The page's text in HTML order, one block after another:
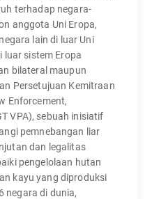
terhadap negara-
anggota Uni Eropa,
lain di luar Uni
luar sistem Eropa
bilateral maupun
Persetujuan Kemitraan
Enforcement,
VPA), sebuah inisiatif
pemnebangan liar
dan legalitas
pengelolaan hutan
kayu yang diproduksi
negara di dunia,